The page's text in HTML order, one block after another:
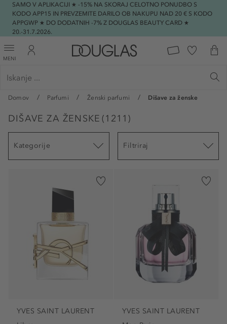
SAMO V APLIKACIJI ★ -15% NA SKORAJ CELOTNO PONUDBO S
KODO APP15 IN PREVZEMITE DARILO OB NAKUPU NAD 20 € S KODO
APPGWP ★ DO DODATNIH -7% Z DOUGLAS BEAUTY CARD ★
20.-31.7.2026.
MENI
Domov Parfumi Ženski parfumi Dišave za ženske
DIŠAVE ZA ŽENSKE (1211 )
Kategorije Filtriraj
YVES SAINT LAURENT
YVES SAINT LAURENT